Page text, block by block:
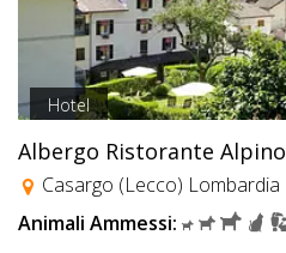
Hotel
Albergo Ristorante Alpino
Casargo (Lecco) Lombardia
Animali Ammessi: